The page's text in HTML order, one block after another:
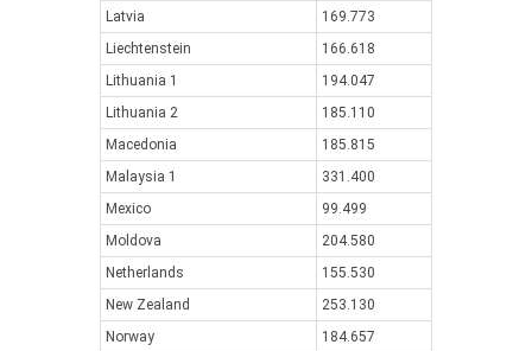
Latvia
169.773
Liechtenstein
166.618
Lithuania 1
194.047
Lithuania 2
185.110
Macedonia
185.815
Malaysia 1
331.400
Mexico
99.499
Moldova
204.580
Netherlands
155.530
New Zealand
253.130
Norway
184.657